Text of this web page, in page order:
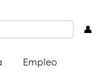
👤
Empleo